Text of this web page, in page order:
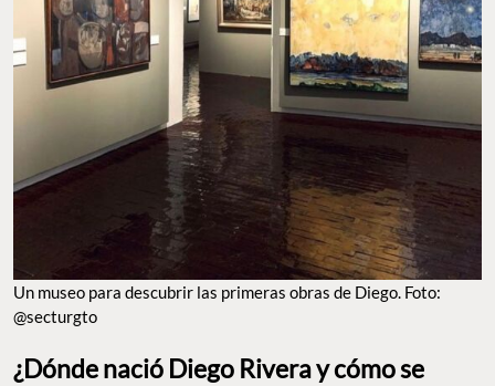
Un museo para descubrir las primeras obras de Diego. Foto:
@secturgto
¿Dónde nació Diego Rivera y cómo se